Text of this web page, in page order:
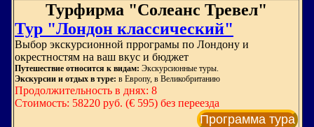
Турфирма "Солеанс Тревел"
Тур "Лондон классический"
Выбор экскурсионной пррограмы по Лондону и
окрестностям на ваш вкус и бюджет
Путешествие относится к видам: Экскурсионные туры.
Экскурсии и отдых в туре: в Европу, в Великобританию
Продолжительность в днях: 8
Стоимость: 58220 руб. (€ 595) без переезда
Программа тура